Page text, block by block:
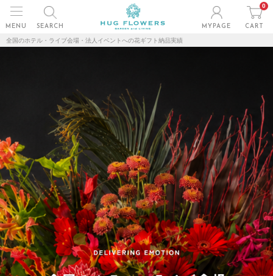
MENU SEARCH MYPAGE
0
CART
全国のホテル・ライブ会場・法人イベントへの花ギフト納品実績